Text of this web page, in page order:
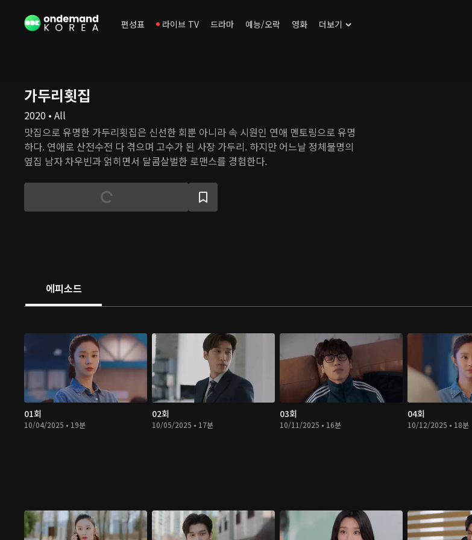
편성표 라이브 TV 드라마 예능/오락 영화 더보기
가두리횟집
2020 • All
맛집으로 유명한 가두리횟집은 신선한 회뿐 아니라 속 시원인 연애 멘토링으로 유명
하다. 연애로 산전수전 다 겪으며 고수가 된 사장 가두리. 하지만 어느날 정체불명의
옆집 남자 차우빈과 얽히면서 달콤살벌한 로맨스를 경험한다.
에피소드
01회
10/04/2025 • 19분
02회
10/05/2025 • 17분
03회
10/11/2025 • 16분
04회
10/12/2025 • 18분